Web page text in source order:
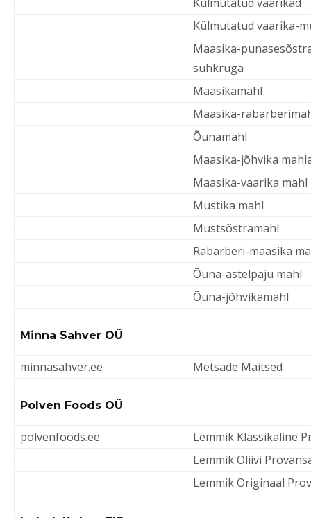
Külmutatud vaarika-
Maasika-
suhkruga
Maasikamahl
Maasika-
Õunamahl
Maasika-jõhvika
Maasika-vaarika mahl
Mustika mahl
Mustsõstramahl
Rabarberi-maasika
Õuna-astelpaju mahl
Õuna-jõhvikamahl
Minna Sahver OÜ
minnasahver.ee Metsade Maitsed
Polven Foods OÜ
polvenfoods.ee
Lemmik
Lemmik Oliivi
Lemmik Originaal